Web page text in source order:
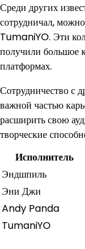
Среди других
сотрудничал,
TumaniYO. Эти
получили большое
платформах.
Сотрудничество с
важной частью
расширить свою
творческие
Исполнитель
Эндшпиль
Эни Джи
Andy Panda
TumaniYO